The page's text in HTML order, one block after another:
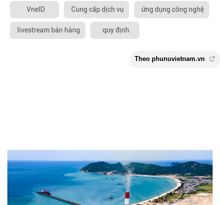
VneID Cung cấp dịch vụ ứng dụng công nghệ
livestream bán hàng quy định